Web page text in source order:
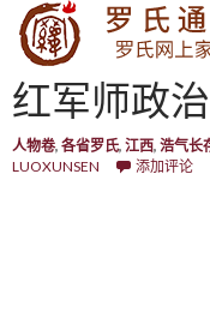
SKIP TO CONTENT
红军师政
人物卷, 各省罗氏, 江西, 浩气长
LUOXUNSEN
添加评论